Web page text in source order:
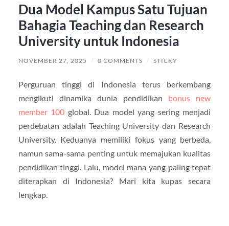
Dua Model Kampus Satu Tujuan
Bahagia Teaching dan Research
University untuk Indonesia
NOVEMBER 27, 2025 / 0 COMMENTS / STICKY
Perguruan tinggi di Indonesia terus berkembang
mengikuti dinamika dunia pendidikan bonus new
member 100 global. Dua model yang sering menjadi
perdebatan adalah Teaching University dan Research
University. Keduanya memiliki fokus yang berbeda,
namun sama-sama penting untuk memajukan kualitas
pendidikan tinggi. Lalu, model mana yang paling tepat
diterapkan di Indonesia? Mari kita kupas secara
lengkap.